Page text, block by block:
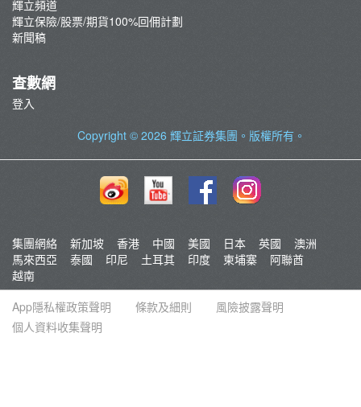
輝立頻道
輝立保險/股票/期貨100%回佣計劃
新聞稿
查數網
登入
Copyright © 2026 輝立証券集團 。版權所有。
集團網絡 新加坡 香港 中國 美國 日本 英國
澳洲
馬來西亞
泰國 印尼 土耳其 印度 柬埔寨
阿聯酋
越南
App隱私權政策聲明
條款及細則
風險披露聲明
個人資料收集聲明